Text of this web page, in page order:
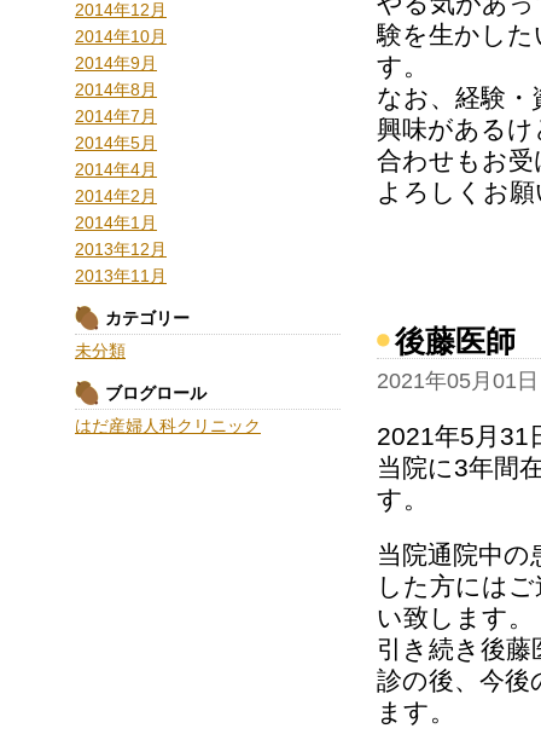
2014年12月
2014年10月
2014年9月
2014年8月
2014年7月
2014年5月
2014年4月
2014年2月
2014年1月
2013年12月
2013年11月
カテゴリー
未分類
ブログロール
はだ産婦人科クリニック
験を生かし
す。
なお、経験
興味がある
合わせもお
よろしくお
後藤医師
2021年05月01
2021年5月31
当院に3年間
す。
当院通院中
した方には
い致します。
引き続き後
診の後、今
ます。